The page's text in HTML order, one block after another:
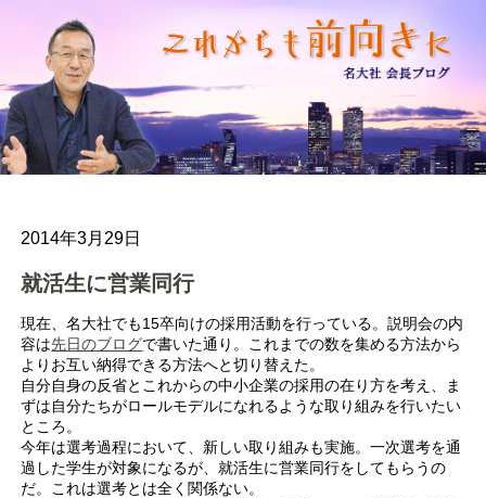
2014年3月29日
就活生に営業同行
現在、名大社でも15卒向けの採用活動を行っている。説明会の内
容は先日のブログで書いた通り。これまでの数を集める方法から
よりお互い納得できる方法へと切り替えた。
自分自身の反省とこれからの中小企業の採用の在り方を考え、ま
ずは自分たちがロールモデルになれるような取り組みを行いたい
ところ。
今年は選考過程において、新しい取り組みも実施。一次選考を通
過した学生が対象になるが、就活生に営業同行をしてもらうの
だ。これは選考とは全く関係ない。